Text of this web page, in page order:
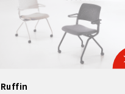
Ruffin